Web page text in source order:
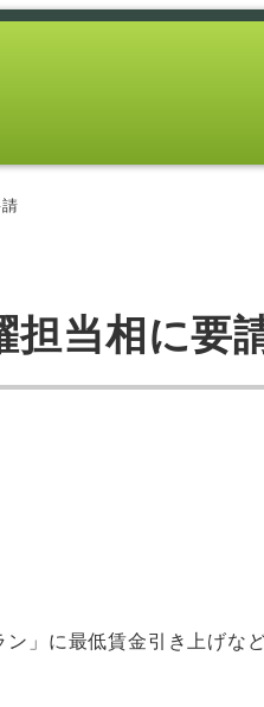
担当相に要
」に最低賃金引き上げな